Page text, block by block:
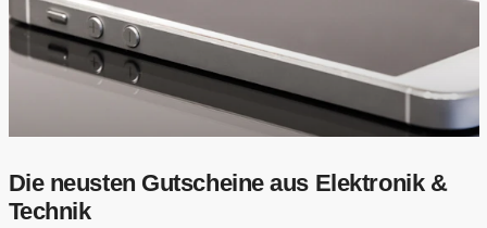
Die neusten Gutscheine aus Elektronik &
Technik